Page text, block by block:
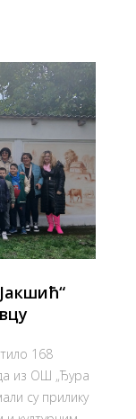
168
из ОШ „Ђура
су прилику